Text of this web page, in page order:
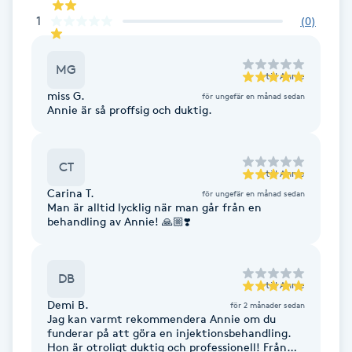
Fransk manikyr
Frekvensterapi
Friskvårdsmassage
Funktionsanalys
Färgning
1 (0)
MG till Annie
miss G. för ungefär en månad sedan
Annie är så proffsig och duktig.
CT till Annie
Carina T. för ungefär en månad sedan
Man är alltid lycklig när man går från en
behandling av Annie! 🙏🏼❣️
DB till Annie
Demi B. för 2 månader sedan
Jag kan varmt rekommendera Annie om du
funderar på att göra en injektionsbehandling.
Hon är otroligt duktig och professionell! Från